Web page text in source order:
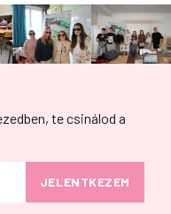
te csinálod a